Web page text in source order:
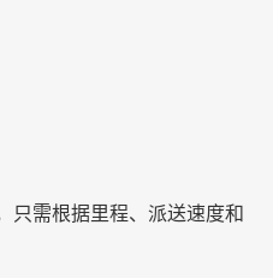
只需根据里程、派送速度和